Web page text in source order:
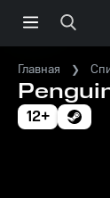
Главная
12+